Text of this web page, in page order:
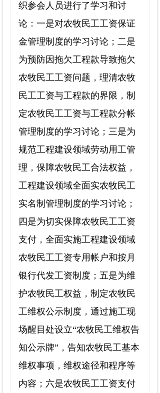
织参会人员进行了学习和讨
论：一是对农牧民工工资保证
金管理制度的学习讨论；二是
为预防因拖欠工程款导致拖欠
农牧民工工资问题，理清农牧
民工工资与工程款的界限，制
定农牧民工工资与工程款分帐
管理制度的学习讨论；三是为
规范工程建设领域劳动用工管
理，保障农牧民工合法权益，
工程建设领域全面实农牧民工
实名制管理制度的学习讨论；
四是为切实保障农牧民工工资
支付，全面实施工程建设领域
农牧民工工资专用帐户和按月
银行代发工资制度；五是为维
护农牧民工权益，制定农牧民
工维权公示制度，通过施工现
场醒目处设立“农牧民工维权告
知公示牌”，告知农牧民工基本
维权事项，维权途径和程序等
内容；六是农牧民工工资支付